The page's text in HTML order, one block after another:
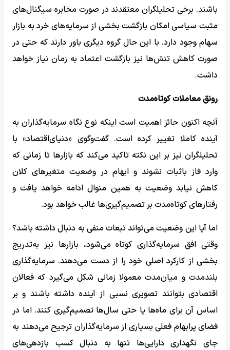
باشند. برخی تحلیلگران معتقدند در صورت مخابره سیگنال‌های
مثبت سیاسی امکان بازگشت بخشی از سرمایه‌های خرد به بازار
سهام وجود دارد. با این حال گروه دیگری باور دارند که حتی در
صورت کاهش تنش‌ها نیز بازگشت اعتماد به زمان نیاز خواهد
داشت.
رونق معاملات کوتاه‌مدت
آنچه اکنون حائز اهمیت است اینکه نوع نگاه سرمایه‌گذاران به
آینده کاملا تغییر کرده است. گفت‌وگوی «دنیای‌اقتصاد» با
تحلیلگران نیز بر این نکته تاکید می‌کند که بازارها تا زمانی که
وارد فاز باثبات نشوند و ابهام در وضعیت متغیرهای کلان
کاهش نیابد وضعیت به همین منوال ادامه خواهد یافت و
رفتارهای کوتاه‌مدت بر تصمیم‌گیری‌ها غالب خواهد بود.
اما آیا این وضعیت می‌تواند تبعات منفی به دنبال داشته باشد؟
وقتی افق سرمایه‌گذاری کوتاه می‌شود، بازارها نیز به‌تدریج
بخشی از کارکرد اصلی خود را از دست می‌دهند. سرمایه‌گذاری
بلندمدت و میان‌مدت معمولا زمانی شکل می‌گیرد که فعالان
اقتصادی بتوانند تصویری نسبی از آینده داشته باشند و بر
اساس آن برای ماه‌ها یا حتی سال‌ها تصمیم‌گیری کنند. اما در
فضای پرابهام فعلی بسیاری از سرمایه‌گذاران ترجیح می‌دهند به
جای نگهداری دارایی‌ها تنها به دنبال کسب بازدهی‌های